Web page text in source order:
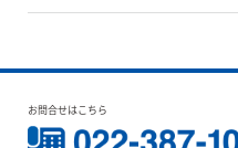
お問合せはこちら